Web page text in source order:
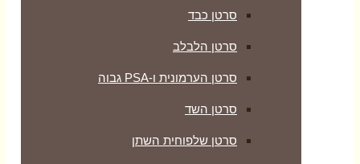
סרטן כבד
סרטן הלבלב
סרטן הערמונית ו-PSA גבוה
סרטן השד
סרטן שלפוחית השתן